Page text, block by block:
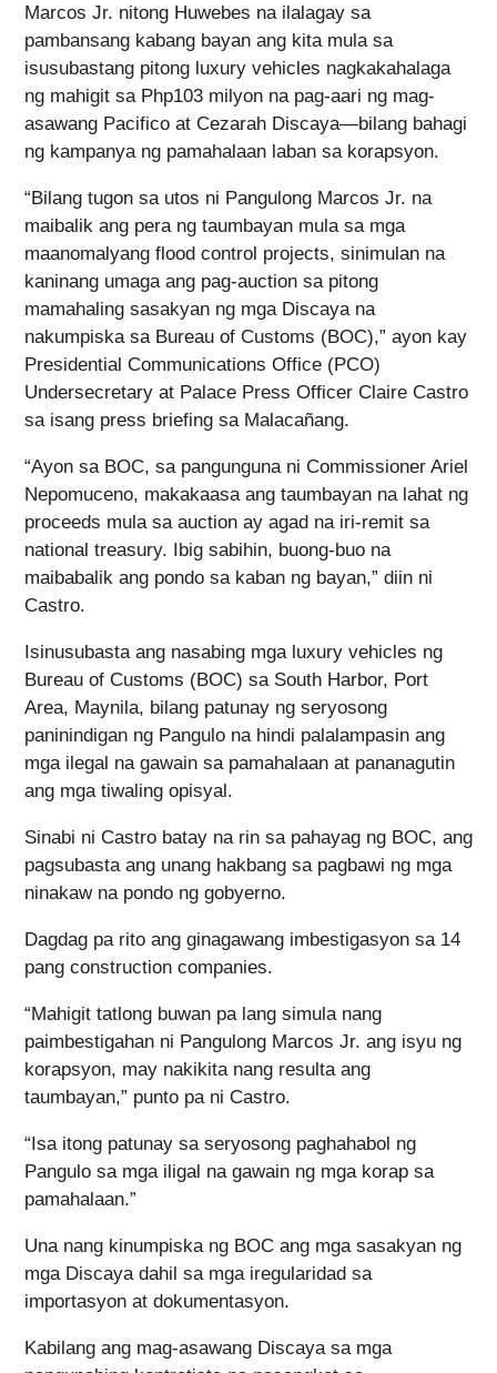
Marcos Jr. nitong Huwebes na ilalagay sa
pambansang kabang bayan ang kita mula sa
isusubastang pitong luxury vehicles nagkakahalaga
ng mahigit sa Php103 milyon na pag-aari ng mag-
asawang Pacifico at Cezarah Discaya—bilang bahagi
ng kampanya ng pamahalaan laban sa korapsyon.
“Bilang tugon sa utos ni Pangulong Marcos Jr. na
maibalik ang pera ng taumbayan mula sa mga
maanomalyang flood control projects, sinimulan na
kaninang umaga ang pag-auction sa pitong
mamahaling sasakyan ng mga Discaya na
nakumpiska sa Bureau of Customs (BOC),” ayon kay
Presidential Communications Office (PCO)
Undersecretary at Palace Press Officer Claire Castro
sa isang press briefing sa Malacañang.
“Ayon sa BOC, sa pangunguna ni Commissioner Ariel
Nepomuceno, makakaasa ang taumbayan na lahat ng
proceeds mula sa auction ay agad na iri-remit sa
national treasury. Ibig sabihin, buong-buo na
maibabalik ang pondo sa kaban ng bayan,” diin ni
Castro.
Isinusubasta ang nasabing mga luxury vehicles ng
Bureau of Customs (BOC) sa South Harbor, Port
Area, Maynila, bilang patunay ng seryosong
paninindigan ng Pangulo na hindi palalampasin ang
mga ilegal na gawain sa pamahalaan at pananagutin
ang mga tiwaling opisyal.
Sinabi ni Castro batay na rin sa pahayag ng BOC, ang
pagsubasta ang unang hakbang sa pagbawi ng mga
ninakaw na pondo ng gobyerno.
Dagdag pa rito ang ginagawang imbestigasyon sa 14
pang construction companies.
“Mahigit tatlong buwan pa lang simula nang
paimbestigahan ni Pangulong Marcos Jr. ang isyu ng
korapsyon, may nakikita nang resulta ang
taumbayan,” punto pa ni Castro.
“Isa itong patunay sa seryosong paghahabol ng
Pangulo sa mga iligal na gawain ng mga korap sa
pamahalaan.”
Una nang kinumpiska ng BOC ang mga sasakyan ng
mga Discaya dahil sa mga iregularidad sa
importasyon at dokumentasyon.
Kabilang ang mag-asawang Discaya sa mga